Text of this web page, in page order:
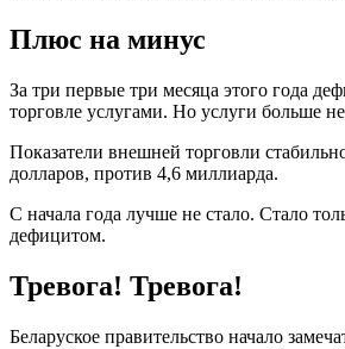
Плюс на минус
За три первые три месяца этого года
торговле услугами. Но услуги больше
Показатели внешней торговли
долларов, против 4,6 миллиарда.
С начала года лучше не стало. Стало
дефицитом.
Тревога! Тревога!
Беларуское правительство начало